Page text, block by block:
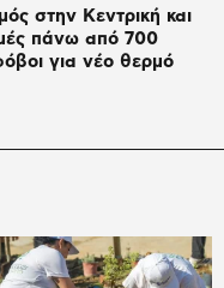
στην Κεντρική και
πάνω από 700
για νέο θερμό